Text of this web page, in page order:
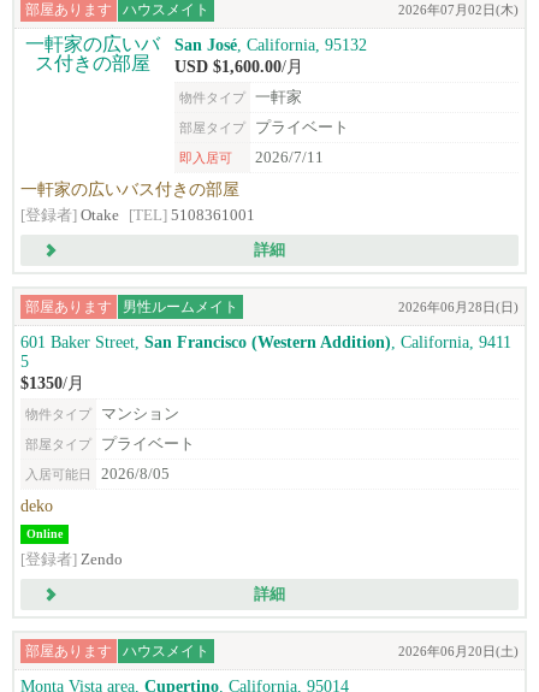
部屋あります ハウスメイト 2026年07月02日(木)
San José , California, 95132
USD $1,600.00/月
物件タイプ 一軒家
部屋タイプ プライベート
即入居可 2026/7/11
一軒家の広いバス付きの部屋
[登録者] Otake [TEL] 5108361001
詳細
部屋あります 男性ルームメイト 2026年06月28日(日)
601 Baker Street, San Francisco (Western Addition) , California, 9411
5
$1350/月
物件タイプ マンション
部屋タイプ プライベート
入居可能日 2026/8/05
deko
Online
[登録者] Zendo
詳細
部屋あります ハウスメイト 2026年06月20日(土)
Monta Vista area, Cupertino , California, 95014